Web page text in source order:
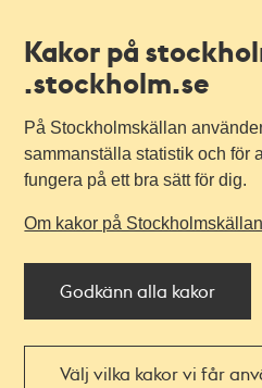
Kakor på
.stockholm.se
På Stockholmskällan
sammanställa statistik och för
fungera på ett bra sätt för dig.
Om kakor på Stockholmskällan
Godkänn alla kakor
Välj vilka kakor vi får